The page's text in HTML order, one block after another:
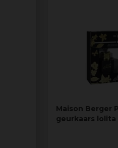
Maison Berger
geurkaars